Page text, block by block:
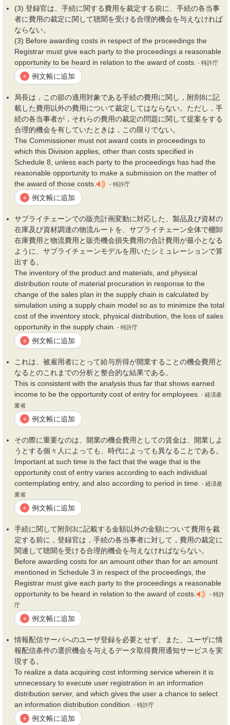
(3) 登録官は、手続に関する費用を裁定する前に、手続の各当事
者に費用の裁定に関して聴聞を受ける合理的機会を与えなければ
ならない。
(3) Before awarding costs in respect of the proceedings the
Registrar must give each party to the proceedings a reasonable
opportunity to be heard in relation to the award of costs. - 特許庁
+ 例文帳に追加
局長は，この節の適用対象である手続の費用に関し，附則8に記
載した費用 以外の費用について裁定してはならない。ただし，手
続の各当事者が，それらの費用の裁定の問題に関して提案をする
合理的機会を有していたときは，この限りでない。
The Commissioner must not award costs in proceedings to
which this Division applies, other than costs specified in
Schedule 8, unless each party to the proceedings has had the
reasonable opportunity to make a submission on the matter of
the award of those costs.
- 特許庁
+ 例文帳に追加
サプライチェーンでの販売計画変動に対応した、製品及び資材の
在庫及び資材調達の物流ルートを、サプライチェーン全体で棚卸
在庫費用 と物流費用 と販売機会損失費用の合計費用が最小となる
ように、サプライチェーンモデルを用いたシミュレーションで算
出する。
The inventory of the product and materials, and physical
distribution route of material procuration in response to the
change of the sales plan in the supply chain is calculated by
simulation using a supply chain model so as to minimize the total
cost of the inventory stock, physical distribution, the loss of sales
opportunity in the supply chain.
- 特許庁
+ 例文帳に追加
これは、被雇用者にとって給与所得が開業することの機会費用 と
なるとのこれまでの分析と整合的な結果である。
This is consistent with the analysis thus far that shows earned
income to be the opportunity cost of entry for employees. - 経済産
業省
+ 例文帳に追加
その際に重要なのは、開業の機会費用 としての賃金は、開業しよ
うとする個々人によっても、時代によっても異なることである。
Important at such time is the fact that the wage that is the
opportunity cost of entry varies according to each individual
contemplating entry, and also according to period in time. - 経済産
業省
+ 例文帳に追加
手続に関して附則3に記載する金額以外の金額について費用を裁
定する前に，登録官は，手続の各当事者に対して， 費用の裁定に
関連して聴聞を受ける合理的機会を与えなければならない。
Before awarding costs for an amount other than for an amount
mentioned in Schedule 3 in respect of the proceedings, the
Registrar must give each party to the proceedings a reasonable
opportunity to be heard in relation to the award of costs.
- 特許
庁
+ 例文帳に追加
情報配信サーバへのユーザ登録を必要とせず、また、ユーザに情
報配信条件の選択機会を与えるデータ取得費用通知サービスを実
現する。
To realize a data acquiring cost informing service wherein it is
unnecessary to execute user registration in an information
distribution server, and which gives the user a chance to select
an information distribution condition.
- 特許庁
+ 例文帳に追加